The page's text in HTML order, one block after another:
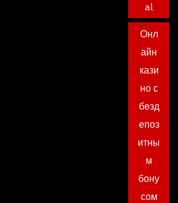
al
Онл
айн
кази
но с
безд
епоз
итны
м
бону
сом